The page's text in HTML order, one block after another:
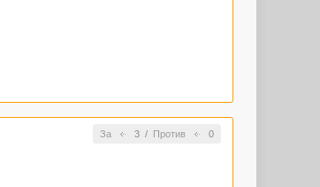
За 3/ Против 0